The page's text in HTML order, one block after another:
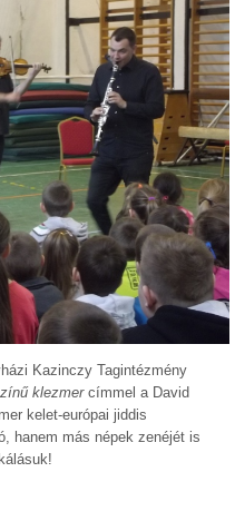
Kazinczy Tagintézmény
klezmercímmel a David
kelet-európai jiddis
hanem más népek zenéjét is